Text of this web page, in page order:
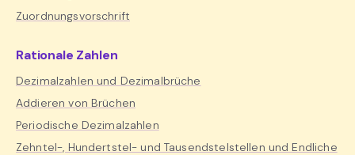
Zuordnungsvorschrift
Rationale Zahlen
Dezimalzahlen und Dezimalbrüche
Addieren von Brüchen
Periodische Dezimalzahlen
Zehntel-, Hundertstel- und Tausendstelstellen und Endliche